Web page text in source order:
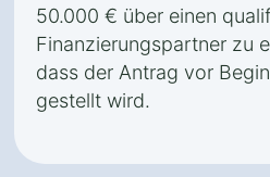
50.000 € über einen
Finanzierungspartner zu
dass der Antrag vor
gestellt wird.